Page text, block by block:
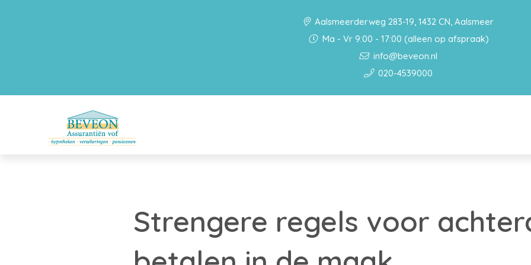
Aalsmeerderweg 283-19, 1432 CN, Aalsmeer
Ma - Vr 9:00 - 17:00 (alleen op afspraak)
info@beveon.nl
020-4539000
Strengere regels voor